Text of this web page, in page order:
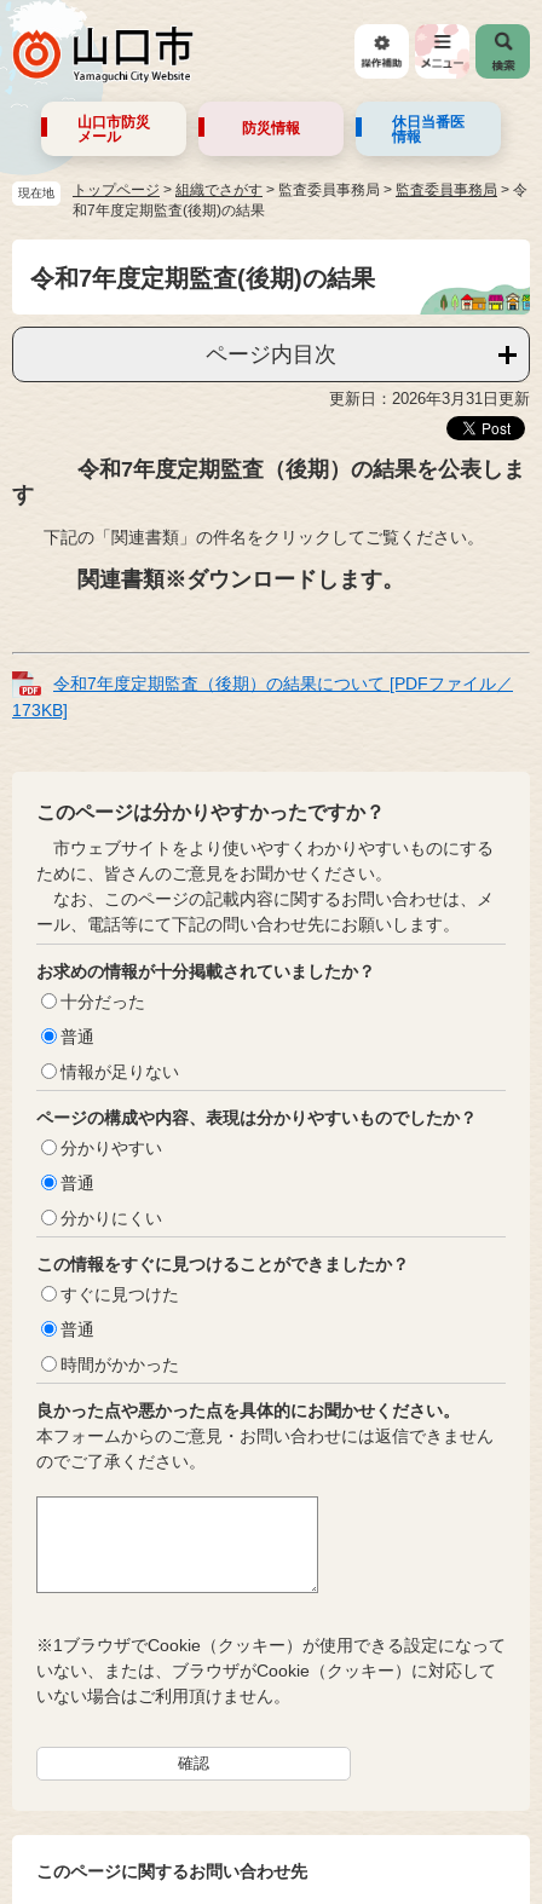
山口市防災
メール
防災情報
休日当番医
情報
現在地 トップページ > 組織でさがす > 監査委員事務局 > 監査委員事務局 > 令
和7年度定期監査(後期)の結果
令和7年度定期監査(後期)の結果
ページ内目次
更新日：2026年3月31日更新
令和7年度定期監査（後期）の結果を公表しま
す
下記の「関連書類」の件名をクリックしてご覧ください。
関連書類※ダウンロードします。
令和7年度定期監査（後期）の結果について [PDFファイル／
173KB]
このページは分かりやすかったですか？
市ウェブサイトをより使いやすくわかりやすいものにする
ために、皆さんのご意見をお聞かせください。
なお、このページの記載内容に関するお問い合わせは、メ
ール、電話等にて下記の問い合わせ先にお願いします。
お求めの情報が十分掲載されていましたか？
十分だった
普通
情報が足りない
ページの構成や内容、表現は分かりやすいものでしたか？
分かりやすい
普通
分かりにくい
この情報をすぐに見つけることができましたか？
すぐに見つけた
普通
時間がかかった
良かった点や悪かった点を具体的にお聞かせください。
本フォームからのご意見・お問い合わせには返信できません
のでご了承ください。
※1ブラウザでCookie（クッキー）が使用できる設定になって
いない、または、ブラウザがCookie（クッキー）に対応して
いない場合はご利用頂けません。
このページに関するお問い合わせ先